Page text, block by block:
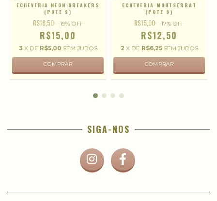
ECHEVERIA NEON BREAKERS
(POTE 9)
R$18,50 19% OFF
R$15,00
3 X DE R$5,00 SEM JUROS
ECHEVERIA MONTSERRAT
(POTE 9)
R$15,00 17% OFF
R$12,50
2 X DE R$6,25 SEM JUROS
SIGA-NOS